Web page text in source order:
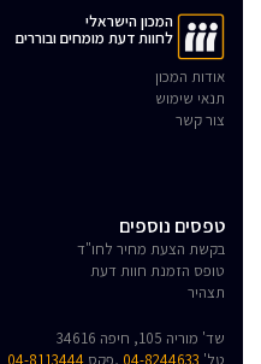
המכון הישראלי
לחוות דעת מומחים ובוררים
אודות המכון
תנאי שימוש
צור קשר
טפסים נוספים
בקשת הצעת מחיר לחו"ד
טופס הזמנת חוות דעת
תצהיר
שד' מוריה 105, חיפה 34616
טל' 04-8244633 ,פקס 04-8113444